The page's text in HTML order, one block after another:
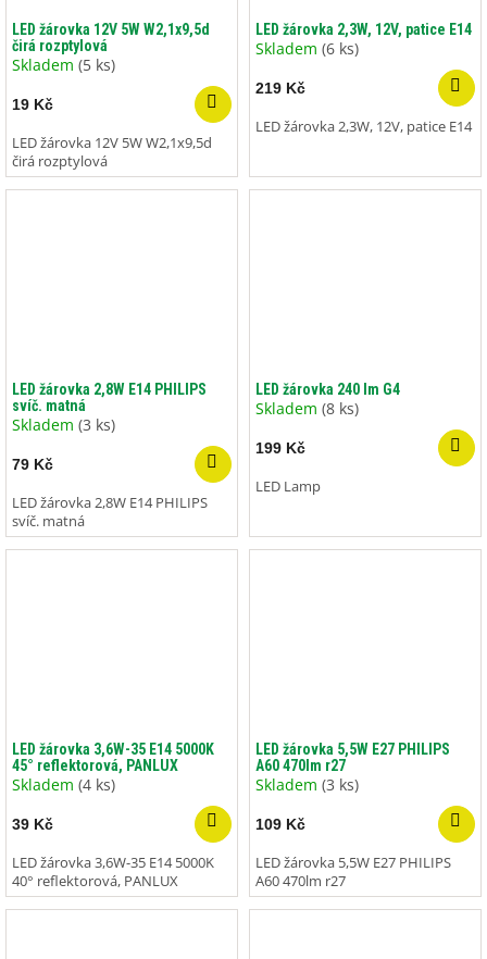
LED žárovka 12V 5W W2,1x9,5d
čirá rozptylová
Skladem (5 ks)
19 Kč
LED žárovka 12V 5W W2,1x9,5d
čirá rozptylová
LED žárovka 2,3W, 12V, patice E14
Skladem (6 ks)
219 Kč
LED žárovka 2,3W, 12V, patice E14
LED žárovka 2,8W E14 PHILIPS
svíč. matná
Skladem (3 ks)
79 Kč
LED žárovka 2,8W E14 PHILIPS
svíč. matná
LED žárovka 240 lm G4
Skladem (8 ks)
199 Kč
LED žárovka 3,6W-35 E14 5000K
45° reflektorová, PANLUX
Skladem (4 ks)
39 Kč
LED žárovka 3,6W-35 E14 5000K
40° reflektorová, PANLUX
LED žárovka 5,5W E27 PHILIPS
A60 470lm r27
Skladem (3 ks)
109 Kč
LED žárovka 5,5W E27 PHILIPS
A60 470lm r27